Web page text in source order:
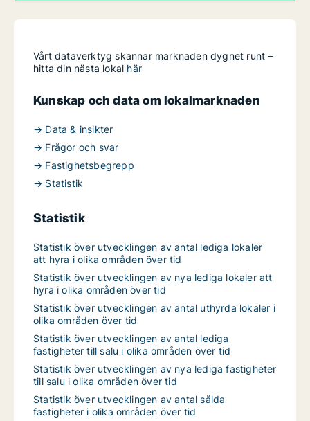
Vårt dataverktyg skannar marknaden dygnet runt –
hitta din nästa lokal här
Kunskap och data om lokalmarknaden
→ Data & insikter
→ Frågor och svar
→ Fastighetsbegrepp
→ Statistik
Statistik
Statistik över utvecklingen av antal lediga lokaler
att hyra i olika områden över tid
Statistik över utvecklingen av nya lediga lokaler att
hyra i olika områden över tid
Statistik över utvecklingen av antal uthyrda lokaler i
olika områden över tid
Statistik över utvecklingen av antal lediga
fastigheter till salu i olika områden över tid
Statistik över utvecklingen av nya lediga fastigheter
till salu i olika områden över tid
Statistik över utvecklingen av antal sålda
fastigheter i olika områden över tid